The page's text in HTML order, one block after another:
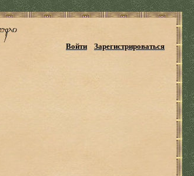
Войти Зарегистрироваться